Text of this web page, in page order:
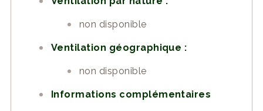
non disponible
Ventilation géographique :
non disponible
Informations complémentaires